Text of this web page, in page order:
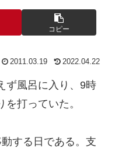
コピー
2011.03.19 2022.04.22
ず風呂に入り、9時
打っていた。
する日である。支